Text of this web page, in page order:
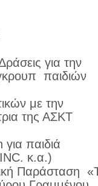
για την
παιδιών
με την
της ΑΣΚΤ
για παιδιά
INC. κ.α.)
Παράσταση «